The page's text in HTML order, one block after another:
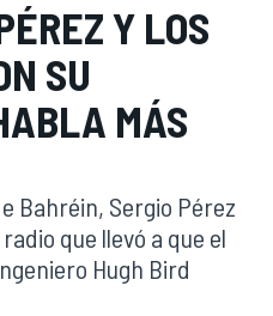
Y LOS
SU
MÁS
Bahréin, Sergio Pérez
que llevó a que el
Hugh Bird